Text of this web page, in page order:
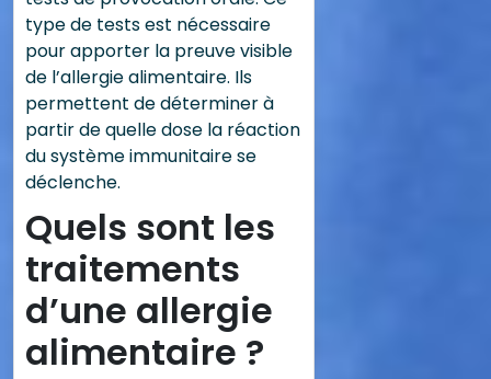
type de tests est nécessaire
pour apporter la preuve visible
de l’allergie alimentaire. Ils
permettent de déterminer à
partir de quelle dose la réaction
du système immunitaire se
déclenche.
Quels sont les
traitements
d’une allergie
alimentaire ?